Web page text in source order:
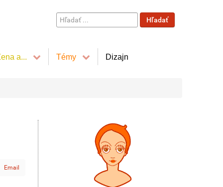
Hľadať
...
Hľadať
a... Témy Dizajn
Email